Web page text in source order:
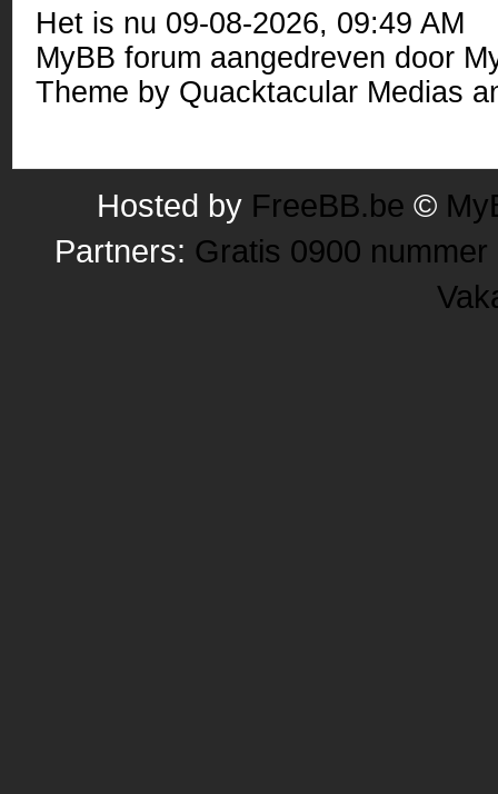
Het is nu 09-08-2026, 09:49 AM
MyBB forum aangedreven door
Theme by Quacktacular Medias
Hosted by FreeBB.be ©
Partners: Gratis 0900 nummer